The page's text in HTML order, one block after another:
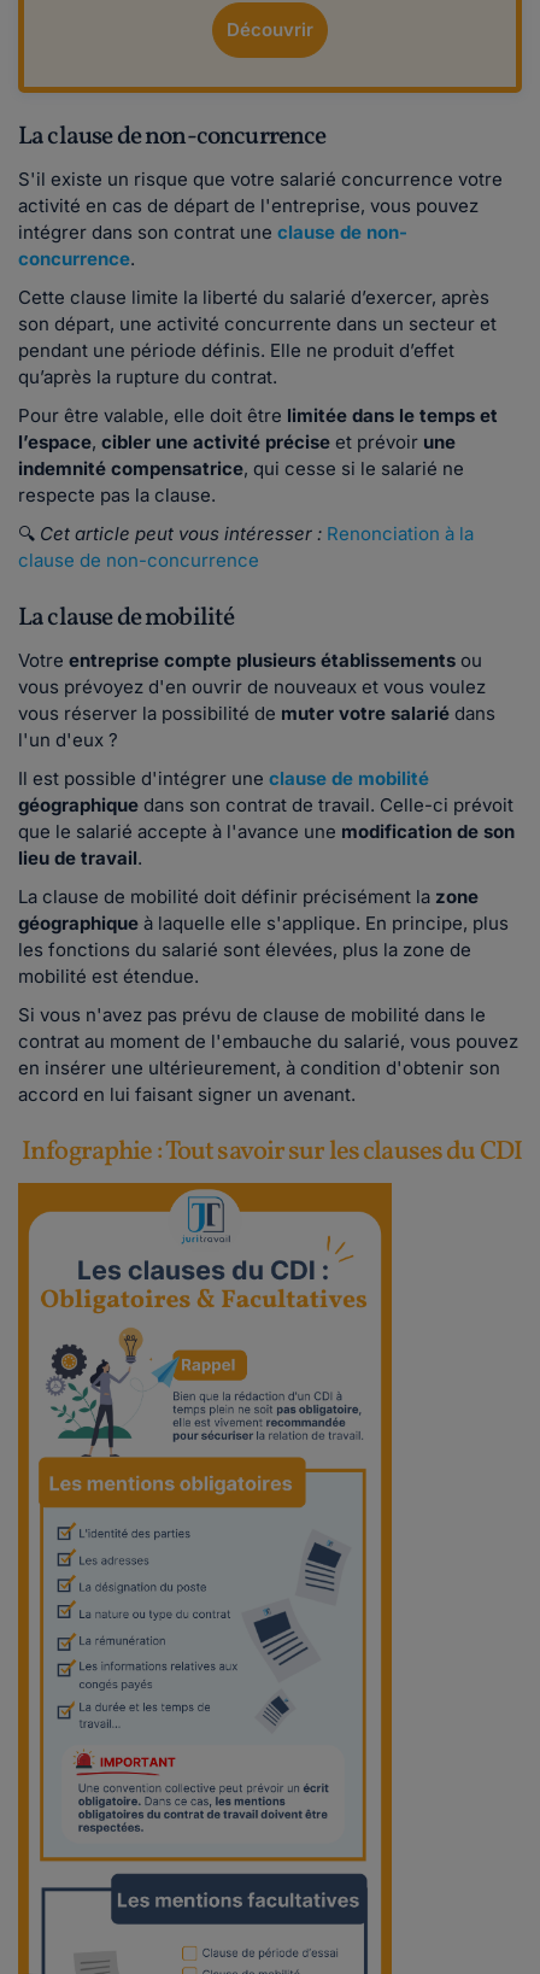
Découvrir
La clause de non-concurrence
S'il existe un risque que votre salarié concurrence votre
activité en cas de départ de l'entreprise, vous pouvez
intégrer dans son contrat une clause de non-
concurrence.
Cette clause limite la liberté du salarié d’exercer, après
son départ, une activité concurrente dans un secteur et
pendant une période définis. Elle ne produit d’effet
qu’après la rupture du contrat.
Pour être valable, elle doit être limitée dans le temps et
l’espace, cibler une activité précise et prévoir une
indemnité compensatrice, qui cesse si le salarié ne
respecte pas la clause.
🔍 Cet article peut vous intéresser : Renonciation à la
clause de non-concurrence
La clause de mobilité
Votre entreprise compte plusieurs établissements ou
vous prévoyez d'en ouvrir de nouveaux et vous voulez
vous réserver la possibilité de muter votre salarié dans
l'un d'eux ?
Il est possible d'intégrer une clause de mobilité
géographique dans son contrat de travail. Celle-ci prévoit
que le salarié accepte à l'avance une modification de son
lieu de travail.
La clause de mobilité doit définir précisément la zone
géographique à laquelle elle s'applique. En principe, plus
les fonctions du salarié sont élevées, plus la zone de
mobilité est étendue.
Si vous n'avez pas prévu de clause de mobilité dans le
contrat au moment de l'embauche du salarié, vous pouvez
en insérer une ultérieurement, à condition d'obtenir son
accord en lui faisant signer un avenant.
Infographie : Tout savoir sur les clauses du CDI